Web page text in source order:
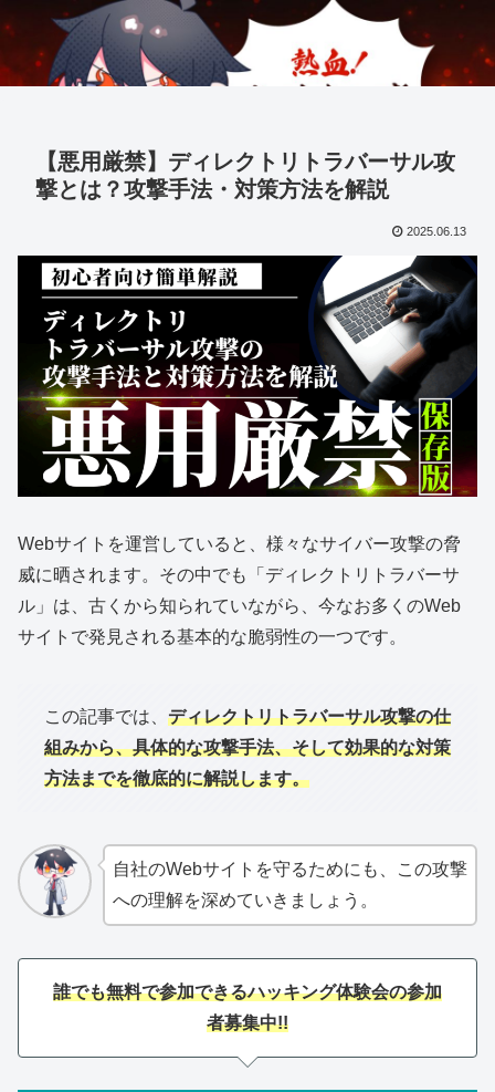
【悪用厳禁】ディレクトリトラバーサル攻
撃とは？攻撃手法・対策方法を解説
2025.06.13
Webサイトを運営していると、様々なサイバー攻撃の脅
威に晒されます。その中でも「ディレクトリトラバーサ
ル」は、古くから知られていながら、今なお多くのWeb
サイトで発見される基本的な脆弱性の一つです。
この記事では、 ディレクトリトラバーサル攻撃の仕
組みから、具体的な攻撃手法、そして効果的な対策
方法までを徹底的に解説します。
自社のWebサイトを守るためにも、この攻撃
への理解を深めていきましょう。
誰でも無料で参加できるハッキング体験会の参加
者募集中!!